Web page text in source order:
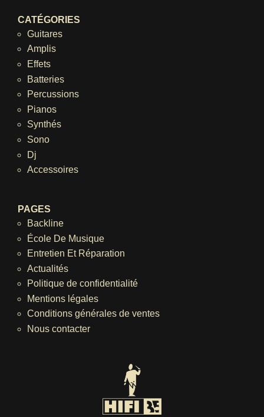
CATÉGORIES
Guitares
Amplis
Effets
Batteries
Percussions
Pianos
Synthés
Sono
Dj
Accessoires
PAGES
Backline
École De Musique
Entretien Et Réparation
Actualités
Politique de confidentialité
Mentions légales
Conditions générales de ventes
Nous contacter